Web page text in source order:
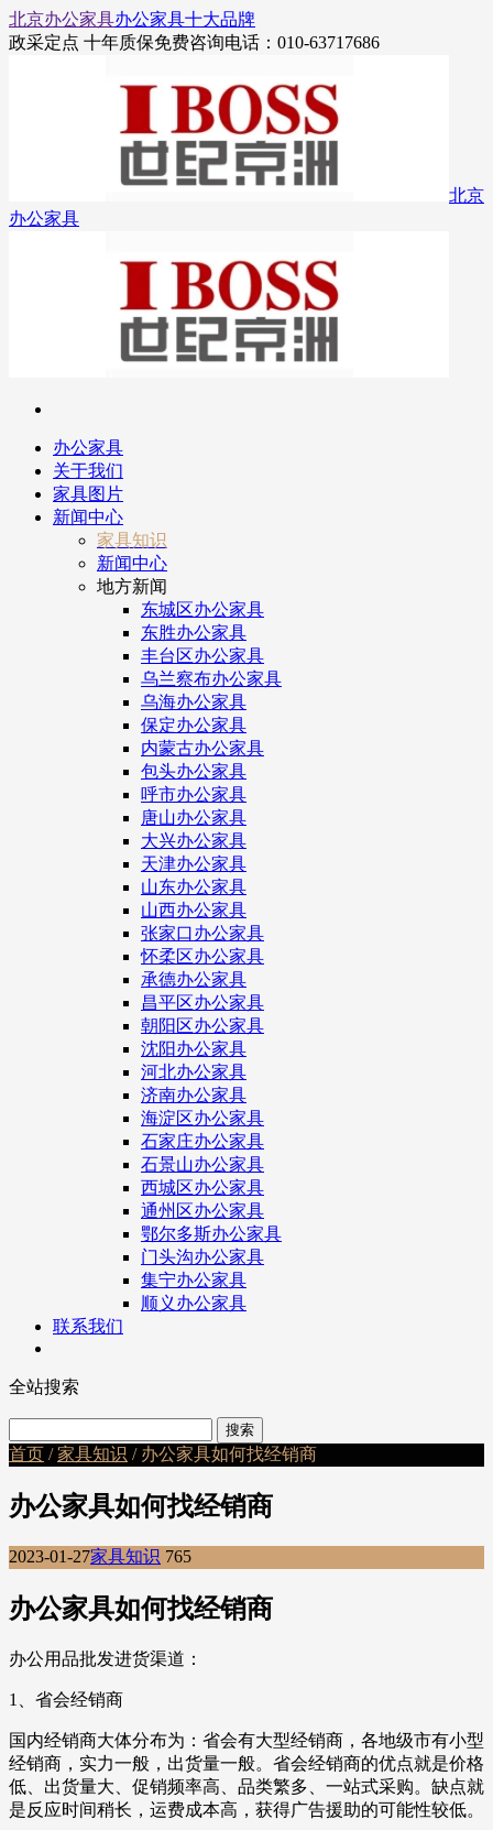
北京办公家具办公家具十大品牌
政采定点 十年质保免费咨询电话：010-63717686
北京
办公家具
办公家具
关于我们
家具图片
新闻中心
家具知识
新闻中心
地方新闻
东城区办公家具
东胜办公家具
丰台区办公家具
乌兰察布办公家具
乌海办公家具
保定办公家具
内蒙古办公家具
包头办公家具
呼市办公家具
唐山办公家具
大兴办公家具
天津办公家具
山东办公家具
山西办公家具
张家口办公家具
怀柔区办公家具
承德办公家具
昌平区办公家具
朝阳区办公家具
沈阳办公家具
河北办公家具
济南办公家具
海淀区办公家具
石家庄办公家具
石景山办公家具
西城区办公家具
通州区办公家具
鄂尔多斯办公家具
门头沟办公家具
集宁办公家具
顺义办公家具
联系我们
全站搜索
首页 /家具知识 / 办公家具如何找经销商
办公家具如何找经销商
2023-01-27家具知识 765
办公家具如何找经销商
办公用品批发进货渠道：
1、省会经销商
国内经销商大体分布为：省会有大型经销商，各地级市有小型
经销商，实力一般，出货量一般。省会经销商的优点就是价格
低、出货量大、促销频率高、品类繁多、一站式采购。缺点就
是反应时间稍长，运费成本高，获得广告援助的可能性较低。